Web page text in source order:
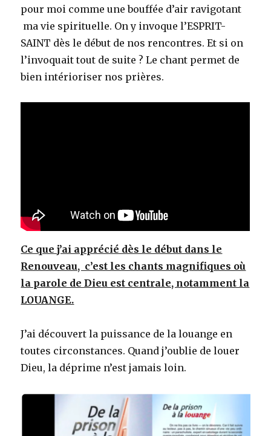
pour moi comme une bouffée d’air ravigotant
ma vie spirituelle. On y invoque l’ESPRIT-
SAINT dès le début de nos rencontres. Et si on
l’invoquait tout de suite ? Le chant permet de
bien intérioriser nos prières.
Ce que j’ai apprécié dès le début dans le
Renouveau, c’est les chants magnifiques où
la parole de Dieu est centrale, notamment la
LOUANGE.
J’ai découvert la puissance de la louange en
toutes circonstances. Quand j’oublie de louer
Dieu, la déprime n’est jamais loin.